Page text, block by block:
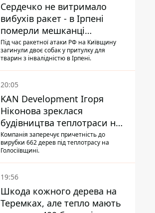
Сердечко не витримало
вибухів ракет - в Ірпені
померли мешканці
притулку для собак з
інвалідністю
Під час ракетної атаки РФ на Київщину
загинули двоє собак у притулку для
тварин з інвалідністю в Ірпені.
20:05
KAN Development Ігоря
Ніконова зреклася
будівництва теплотраси на
Теремках
Компанія заперечує причетність до
вирубки 662 дерев під теплотрасу на
Голосіївщині.
19:56
Шкода кожного дерева на
Теремках, але тепло мають